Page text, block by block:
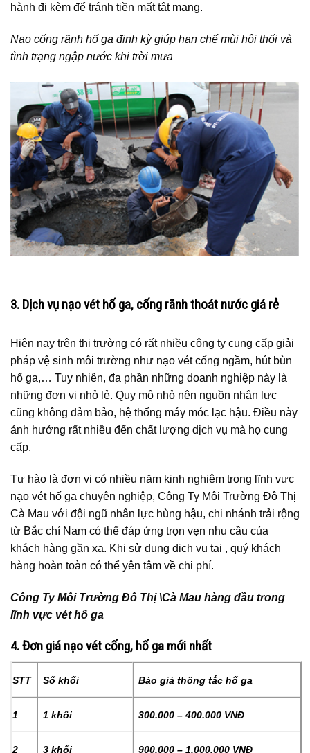
hành đi kèm để tránh tiền mất tật mang.
Nạo cống rãnh hố ga định kỳ giúp hạn chế mùi hôi thối và
tình trạng ngập nước khi trời mưa
3. Dịch vụ nạo vét hố ga, cống rãnh thoát nước giá rẻ
Hiện nay trên thị trường có rất nhiều công ty cung cấp giải
pháp vệ sinh môi trường như nạo vét cống ngầm, hút bùn
hố ga,… Tuy nhiên, đa phần những doanh nghiệp này là
những đơn vị nhỏ lẻ. Quy mô nhỏ nên nguồn nhân lực
cũng không đảm bảo, hệ thống máy móc lạc hậu. Điều này
ảnh hưởng rất nhiều đến chất lượng dịch vụ mà họ cung
cấp.
Tự hào là đơn vị có nhiều năm kinh nghiệm trong lĩnh vực
nạo vét hố ga chuyên nghiệp, Công Ty Môi Trường Đô Thị
Cà Mau với đội ngũ nhân lực hùng hậu, chi nhánh trải rộng
từ Bắc chí Nam có thể đáp ứng trọn vẹn nhu cầu của
khách hàng gần xa. Khi sử dụng dịch vụ tại , quý khách
hàng hoàn toàn có thể yên tâm về chi phí.
Công Ty Môi Trường Đô Thị \Cà Mau hàng đầu trong
lĩnh vực vét hố ga
4. Đơn giá nạo vét cống, hố ga mới nhất
STT Số khối Báo giá thông tắc hố ga
1 1 khối 300.000 – 400.000 VNĐ
2 3 khối 900.000 – 1.000.000 VNĐ